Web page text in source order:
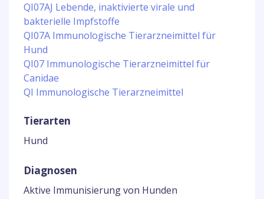
QI07AJ Lebende, inaktivierte virale und
bakterielle Impfstoffe
QI07A Immunologische Tierarzneimittel für
Hund
QI07 Immunologische Tierarzneimittel für
Canidae
QI Immunologische Tierarzneimittel
Tierarten
Hund
Diagnosen
Aktive Immunisierung von Hunden